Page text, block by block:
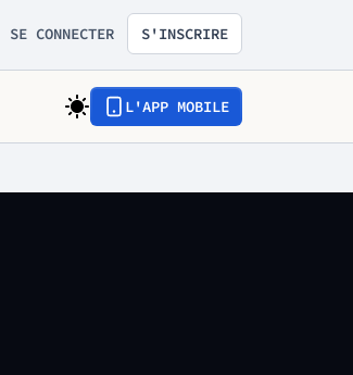
SE CONNECTER S'INSCRIRE
L'APP MOBILE